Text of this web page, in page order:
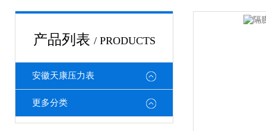
产品列表 / PRODUCTS
安徽天康压力表
更多分类